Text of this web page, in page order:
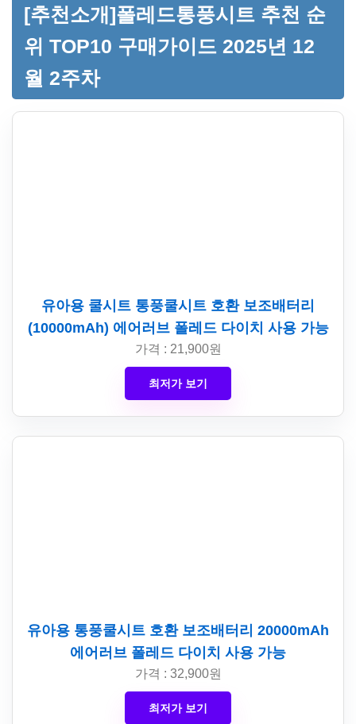
[추천소개]폴레드통풍시트 추천 순
위 TOP10 구매가이드 2025년 12
월 2주차
유아용 쿨시트 통풍쿨시트 호환 보조배터리
(10000mAh) 에어러브 폴레드 다이치 사용 가능
가격 : 21,900원
최저가 보기
유아용 통풍쿨시트 호환 보조배터리 20000mAh
에어러브 폴레드 다이치 사용 가능
가격 : 32,900원
최저가 보기